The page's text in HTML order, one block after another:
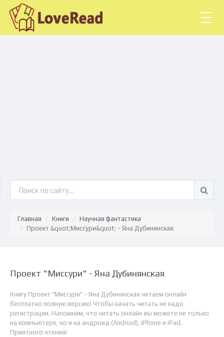
Главная Книги
Научная фантастика
Проект &quot;Миссури&quot; - Яна Дубинянская
Проект "Миссури" - Яна Дубинянская
Книгу Проект "Миссури" - Яна Дубинянская читаем онлайн
бесплатно полную версию! Чтобы начать читать не надо
регистрации. Напомним, что читать онлайн вы можете не только
на компьютере, но и на андроид (Android), iPhone и iPad.
Приятного чтения!